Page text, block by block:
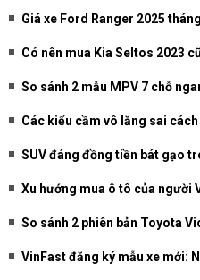
Giá xe Ford Ranger 2025
Có nên mua Kia Seltos 2023
So sánh 2 mẫu MPV 7 chỗ
Các kiểu cầm vô lăng sai
SUV đáng đồng tiền bát gạo
Xu hướng mua ô tô của người
So sánh 2 phiên bản Toyota
VinFast đăng ký mẫu xe mới: